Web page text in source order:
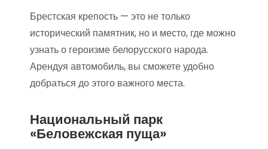
Брестская крепость — это не только
исторический памятник, но и место, где можно
узнать о героизме белорусского народа.
Арендуя автомобиль, вы сможете удобно
добраться до этого важного места.
Национальный парк
«Беловежская пуща»